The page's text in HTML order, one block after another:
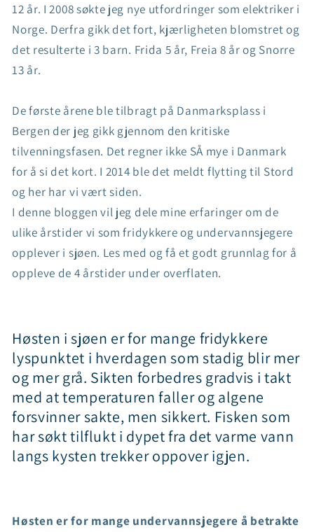
12 år. I 2008 søkte jeg nye utfordringer som elektriker i
Norge. Derfra gikk det fort, kjærligheten blomstret og
det resulterte i 3 barn. Frida 5 år, Freia 8 år og Snorre
13 år.
De første årene ble tilbragt på Danmarksplass i
Bergen der jeg gikk gjennom den kritiske
tilvenningsfasen. Det regner ikke SÅ mye i Danmark
for å si det kort. I 2014 ble det meldt flytting til Stord
og her har vi vært siden.
I denne bloggen vil jeg dele mine erfaringer om de
ulike årstider vi som fridykkere og undervannsjegere
opplever i sjøen. Les med og få et godt grunnlag for å
oppleve de 4 årstider under overflaten.
Høsten i sjøen er for mange fridykkere
lyspunktet i hverdagen som stadig blir mer
og mer grå. Sikten forbedres gradvis i takt
med at temperaturen faller og algene
forsvinner sakte, men sikkert. Fisken som
har søkt tilflukt i dypet fra det varme vann
langs kysten trekker oppover igjen.
Høsten er for mange undervannsjegere å betrakte